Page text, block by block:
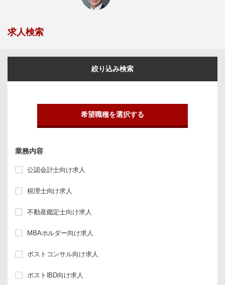
求人検索
絞り込み検索
希望職種を選択する
業務内容
公認会計士向け求人
税理士向け求人
不動産鑑定士向け求人
MBAホルダー向け求人
ポストコンサル向け求人
ポストIBD向け求人